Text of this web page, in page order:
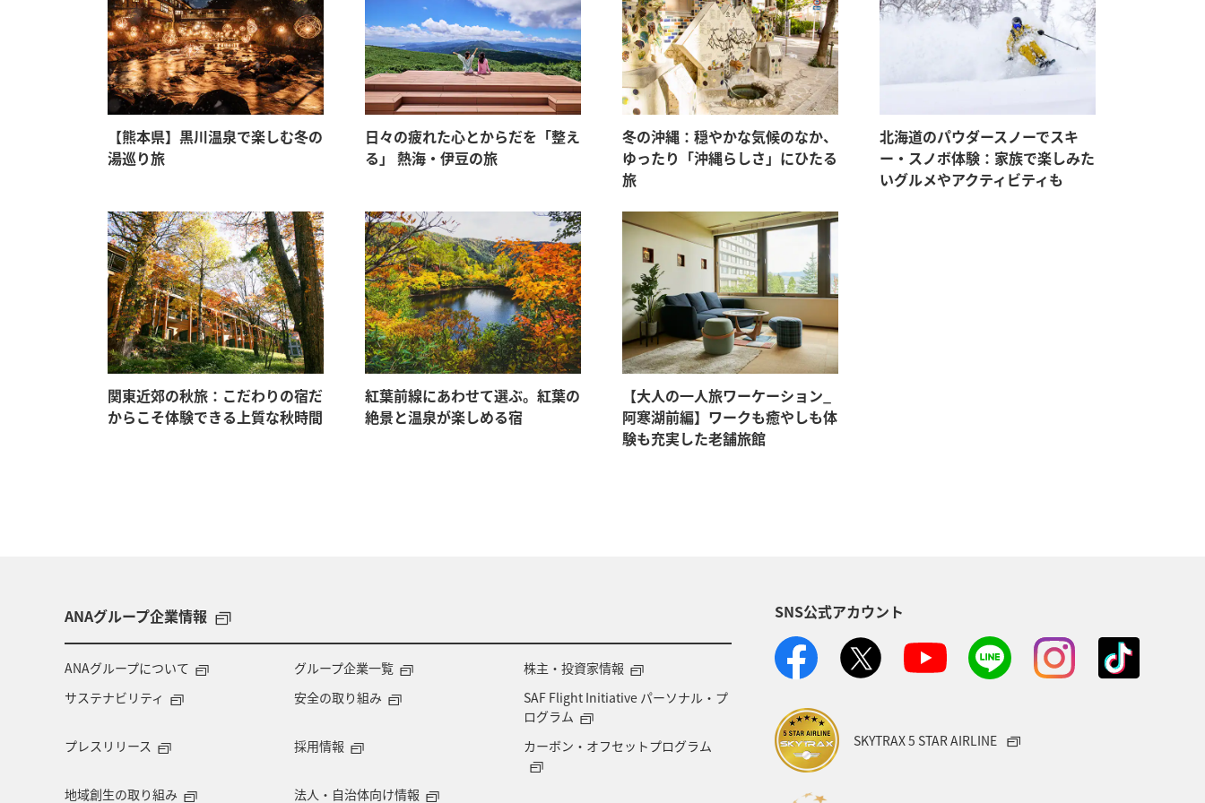
【熊本県】黒川温泉で楽しむ冬の
湯巡り旅
日々の疲れた心とからだを「整え
る」 熱海・伊豆の旅
冬の沖縄：穏やかな気候のなか、
ゆったり「沖縄らしさ」にひたる
旅
北海道のパウダースノーでスキ
ー・スノボ体験：家族で楽しみた
いグルメやアクティビティも
関東近郊の秋旅：こだわりの宿だ
からこそ体験できる上質な秋時間
紅葉前線にあわせて選ぶ。紅葉の
絶景と温泉が楽しめる宿
【大人の一人旅ワーケーション_
阿寒湖前編】ワークも癒やしも体
験も充実した老舗旅館
ANAグループ企業情報
ANAグループについて グループ企業一覧
株主・投資家情報
サステナビリティ
安全の取り組み
SAF Flight Initiative パーソナル・プ
ログラム
プレスリリース
採用情報 カーボン・オフセットプログラム
地域創生の取り組み 法人・自治体向け情報
SNS公式アカウント
SKYTRAX 5 STAR AIRLINE